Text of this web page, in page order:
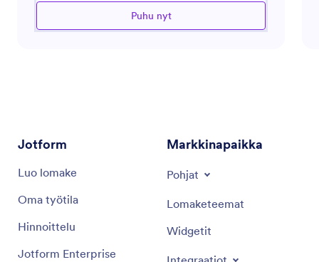
valmis opastamaan sinua. Käytännön ratkaisuihin
keskittyen sen tavoitteena on parantaa
Puhu nyt
Jotform
Luo lomake
Oma työtila
Hinnoittelu
Jotform Enterprise
Markkinapaikka
Pohjat
Lomaketeemat
Widgetit